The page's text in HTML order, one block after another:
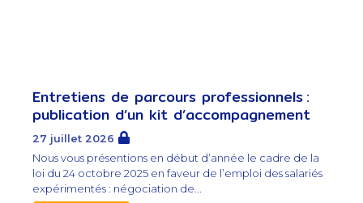
Entretiens de parcours professionnels :
publication d’un kit d’accompagnement
27 juillet 2026
Nous vous présentions en début d’année le cadre de la
loi du 24 octobre 2025 en faveur de l’emploi des salariés
expérimentés : négociation de...